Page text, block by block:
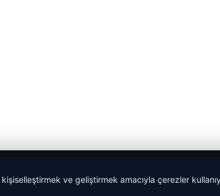
ve geliştirmek amacıyla çerezler